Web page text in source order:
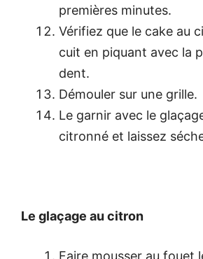
premières minutes.
Vérifiez que le cake au
cuit en piquant avec la
dent.
Démouler sur une grille.
Le garnir avec le
citronné et laissez
Le glaçage au citron
Faire mousser au fouet